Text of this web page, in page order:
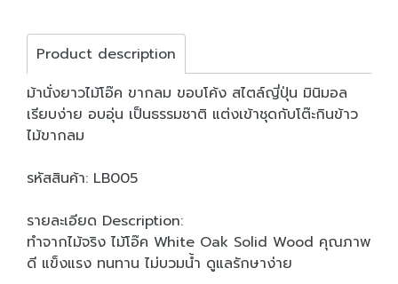
Product description
ม้านั่งยาวไม้โอ๊ค ขากลม ขอบโค้ง สไตล์ญี่ปุ่น มินิมอล
เรียบง่าย อบอุ่น เป็นธรรมชาติ แต่งเข้าชุดกับโต๊ะกินข้าว
ไม้ขากลม
รหัสสินค้า: LB005
รายละเอียด Description:
ทำจากไม้จริง ไม้โอ๊ค White Oak Solid Wood คุณภาพ
ดี แข็งแรง ทนทาน ไม่บวมน้ำ ดูแลรักษาง่าย